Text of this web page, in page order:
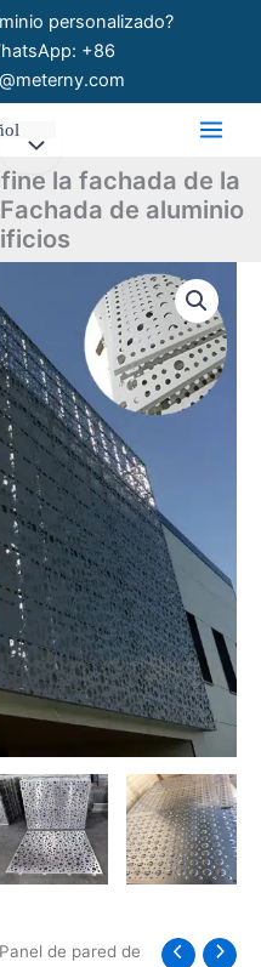
personalizado?
+86
la fachada de la
de aluminio
Panel de pared de